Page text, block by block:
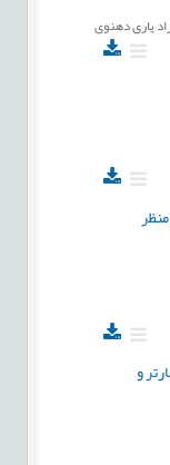
یاری دهنوی
و